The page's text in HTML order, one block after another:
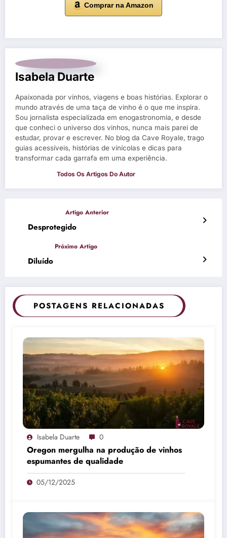
Comprar na Amazon
Isabela Duarte
Apaixonada por vinhos, viagens e boas histórias. Explorar o
mundo através de uma taça de vinho é o que me inspira.
Sou jornalista especializada em enogastronomia, e desde
que conheci o universo dos vinhos, nunca mais parei de
estudar, provar e escrever. No blog da Cave Royale, trago
guias acessíveis, histórias de vinícolas e dicas para
transformar cada garrafa em uma experiência.
Desprotegido
Diluído
POSTAGENS RELACIONADAS
Isabela Duarte 0
Oregon mergulha na produção de vinhos
espumantes de qualidade
05/12/2025